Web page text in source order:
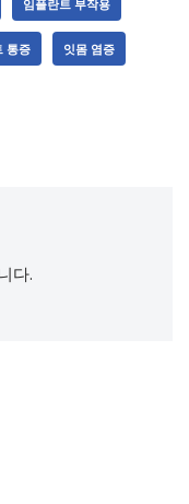
임플란트 부작용
통증 잇몸 염증
다.